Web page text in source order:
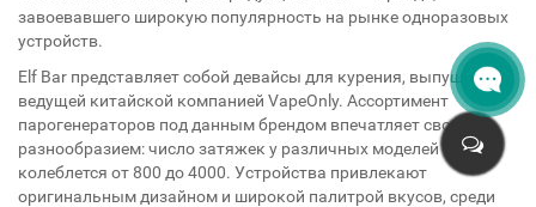
завоевавшего широкую популярность на рынке одноразовых
устройств.
Elf Bar представляет собой девайсы для курения, выпущенные
ведущей китайской компанией VapeOnly. Ассортимент
парогенераторов под данным брендом впечатляет своим
разнообразием: число затяжек у различных моделей
колеблется от 800 до 4000. Устройства привлекают
оригинальным дизайном и широкой палитрой вкусов, среди